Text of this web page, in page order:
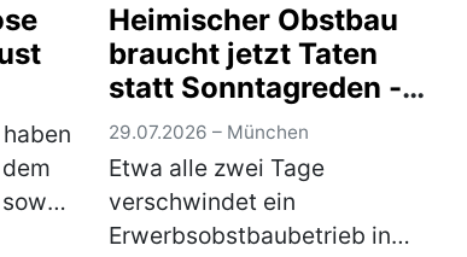
Heimischer Obstbau
braucht jetzt Taten
statt Sonntagreden -
Bayerischer
Bauernverband
unterstützt Brandbrief
der Obstbauern
29.07.2026 – München
Etwa alle zwei Tage
verschwindet ein
Erwerbsobstbaubetrieb in